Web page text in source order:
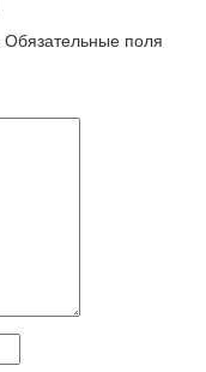
Обязательные поля